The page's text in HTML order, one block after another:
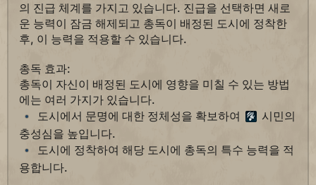
의 진급 체계를 가지고 있습니다. 진급을 선택하면 새로
운 능력이 잠금 해제되고 총독이 배정된 도시에 정착한
후, 이 능력을 적용할 수 있습니다.
총독 효과:
총독이 자신이 배정된 도시에 영향을 미칠 수 있는 방법
에는 여러 가지가 있습니다.
도시에서 문명에 대한 정체성을 확보하여
시민의
충성심을 높입니다.
도시에 정착하여 해당 도시에 총독의 특수 능력을 적
용합니다.